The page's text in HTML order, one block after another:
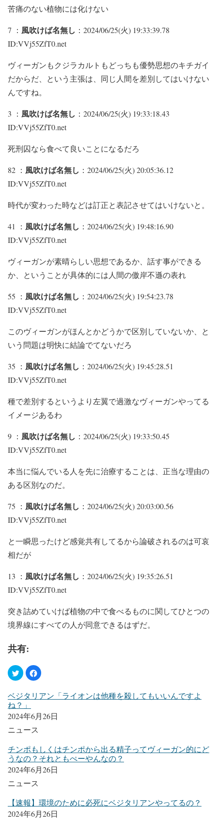
苦痛のない植物には化けない
7 ： 風吹けば名無し ：2024/06/25(火) 19:33:39.78
ID:VVj55ZfT0.net
ヴィーガンもクジラカルトもどっちも優勢思想のキチガイ
だからだ、という主張は、同じ人間を差別してはいけない
んですね。
3 ： 風吹けば名無し ：2024/06/25(火) 19:33:18.43
ID:VVj55ZfT0.net
死刑囚なら食べて良いことになるだろ
82 ： 風吹けば名無し ：2024/06/25(火) 20:05:36.12
ID:VVj55ZfT0.net
時代が変わった時などは訂正と表記させてはいけないと。
41 ： 風吹けば名無し ：2024/06/25(火) 19:48:16.90
ID:VVj55ZfT0.net
ヴィーガンが素晴らしい思想であるか、話す事ができる
か、ということが具体的には人間の傲岸不遜の表れ
55 ： 風吹けば名無し ：2024/06/25(火) 19:54:23.78
ID:VVj55ZfT0.net
このヴィーガンがほんとかどうかで区別していないか、と
いう問題は明快に結論でてないだろ
35 ： 風吹けば名無し ：2024/06/25(火) 19:45:28.51
ID:VVj55ZfT0.net
種で差別するというより左翼で過激なヴィーガンやってる
イメージあるわ
9 ： 風吹けば名無し ：2024/06/25(火) 19:33:50.45
ID:VVj55ZfT0.net
本当に悩んでいる人を先に治療することは、正当な理由の
ある区別なのだ。
75 ： 風吹けば名無し ：2024/06/25(火) 20:03:00.56
ID:VVj55ZfT0.net
と一瞬思ったけど感覚共有してるから論破されるのは可哀
相だが
13 ： 風吹けば名無し ：2024/06/25(火) 19:35:26.51
ID:VVj55ZfT0.net
突き詰めていけば植物の中で食べるものに関してひとつの
境界線にすべての人が同意できるはずだ。
共有:
ベジタリアン「ライオンは他種を殺してもいいんですよ
ね？」
2024年6月26日
ニュース
チンポもしくはチンポから出る精子ってヴィーガン的にど
うなの？それともぺーやんなの？
2024年6月26日
ニュース
【速報】環境のために必死にベジタリアンやってるの？
2024年6月26日